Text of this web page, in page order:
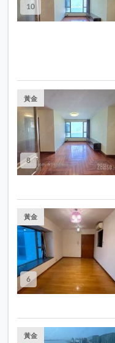
10
8
黃金
6
黃金
黃金